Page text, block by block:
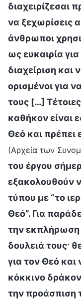
διαχειρίζεσαι
να ξεχωρίσεις
άνθρωποι
ως ευκαιρία
διαχείριση και
ορισμένοι για
τους […]
καθήκον είναι
Θεό και πρέπει
(Αρχεία των
του έργου
εξακολουθούν
τύπου με “το
Θεό”. Για
την
δουλειά τους·
για τον Θεό
κόκκινο
την